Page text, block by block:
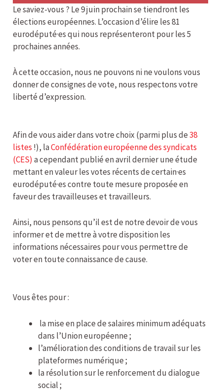
Le saviez-vous ? Le 9 juin prochain se tiendront les
élections européennes. L’occasion d’élire les 81
eurodéputé·es qui nous représenteront pour les 5
prochaines années.
À cette occasion, nous ne pouvons ni ne voulons vous
donner de consignes de vote, nous respectons votre
liberté d’expression.
Afin de vous aider dans votre choix (parmi plus de38
listes !), laConfédération européenne des syndicats
(CES) a cependant publié en avril dernier une étude
mettant en valeur les votes récents de certain·es
eurodéputé·es contre toute mesure proposée en
faveur des travailleuses et travailleurs.
Ainsi, nous pensons qu’il est de notre devoir de vous
informer et de mettre à votre disposition les
informations nécessaires pour vous permettre de
voter en toute connaissance de cause.
Vous êtes pour :
la mise en place de salaires minimum adéquats
dans l’Union européenne ;
l’amélioration des conditions de travail sur les
plateformes numérique ;
la résolution sur le renforcement du dialogue
social ;